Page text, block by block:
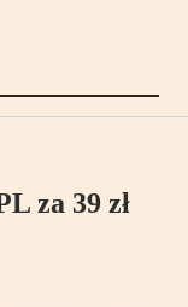
za 39 zł